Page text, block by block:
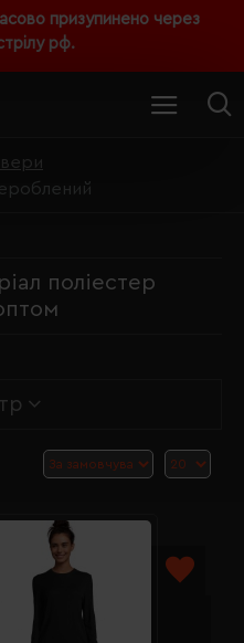
призупинено через
рф.
поліестер